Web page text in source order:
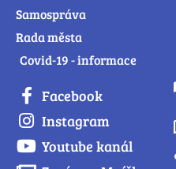
Samospráva
Rada města
Covid-19 - informace
Facebook
Instagram
Youtube kanál